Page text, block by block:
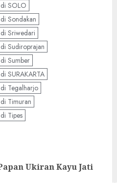
SOLO
Sondakan
Sriwedari
Sudiroprajan
Sumber
SURAKARTA
Tegalharjo
Timuran
Tipes
Ukiran Kayu Jati